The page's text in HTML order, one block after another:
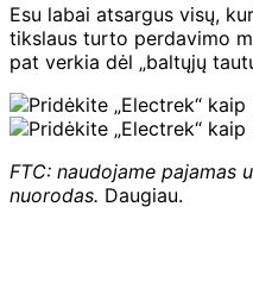
Esu labai atsargus visų,
tikslaus turto perdavimo
pat verkia dėl „baltųjų
FTC: naudojame pajamas
nuorodas. Daugiau.